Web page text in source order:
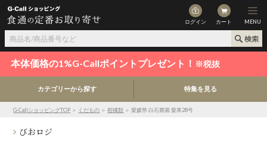
ログイン カート MENU
本体価格の1%G-Callポイントプレゼント！ ※税抜
カテゴリーから探す 特集を見る
G-CallショッピングTOP ＞ くだもの ＞柑橘類 ＞ 愛媛県 白石農園 愛果28号
びおロジ